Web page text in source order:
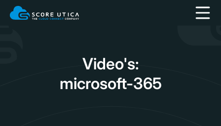
Video's:
microsoft-365